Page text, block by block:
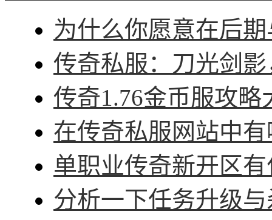
为什么你愿意在后
传奇私服：刀光剑
传奇1.76金币服攻
在传奇私服网站中
单职业传奇新开区
分析一下任务升级